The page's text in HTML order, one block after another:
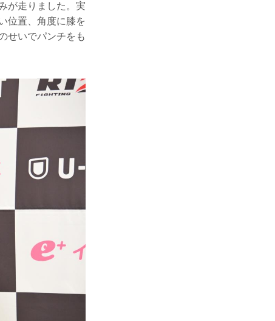
が走りました。実
位置、角度に膝を
せいでパンチをも